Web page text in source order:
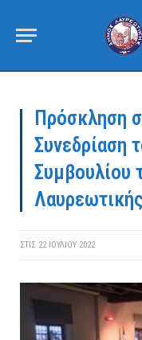
Πρόσκληση
Συνεδρίαση
Συμβουλίου
ΣΤΙΣ 22 ΙΟΥΛΊΟΥ 2022